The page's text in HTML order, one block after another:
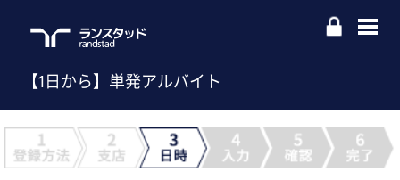
【1日から】単発アルバイト